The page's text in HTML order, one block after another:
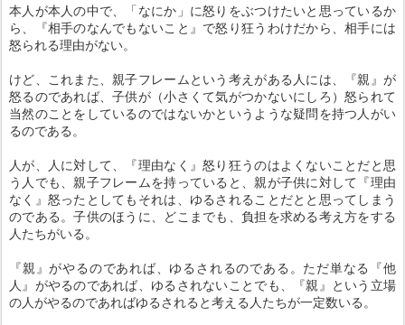
本人が本人の中で、「なにか」に怒りをぶつけたいと思っているか
ら、『相手のなんでもないこと』で怒り狂うわけだから、相手には
怒られる理由がない。
けど、これまた、親子フレームという考えがある人には、『親』が
怒るのであれば、子供が（小さくて気がつかないにしろ）怒られて
当然のことをしているのではないかというような疑問を持つ人がい
るのである。
人が、人に対して、『理由なく』怒り狂うのはよくないことだと思
う人でも、親子フレームを持っていると、親が子供に対して『理由
なく』怒ったとしてもそれは、ゆるされることだとと思ってしまう
のである。子供のほうに、どこまでも、負担を求める考え方をする
人たちがいる。
『親』がやるのであれば、ゆるされるのである。ただ単なる『他
人』がやるのであれば、ゆるされないことでも、『親』という立場
の人がやるのであればゆるされると考える人たちが一定数いる。